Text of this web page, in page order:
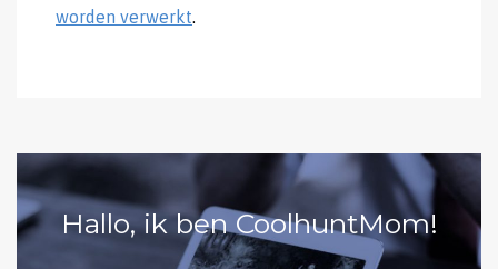
worden verwerkt.
Hallo, ik ben CoolhuntMom!